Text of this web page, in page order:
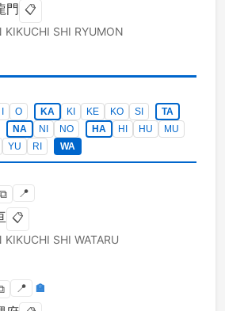
門 📋
KIKUCHI SHI RYUMON
O KA KI KE KO SI
TA
NA NI NO HA HI HU
MU
YU RI WA
⧉ 📍
📋
KIKUCHI SHI WATARU
📍 🏣